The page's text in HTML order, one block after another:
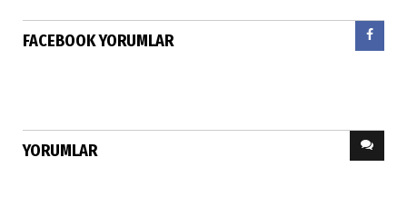
FACEBOOK YORUMLAR
YORUMLAR